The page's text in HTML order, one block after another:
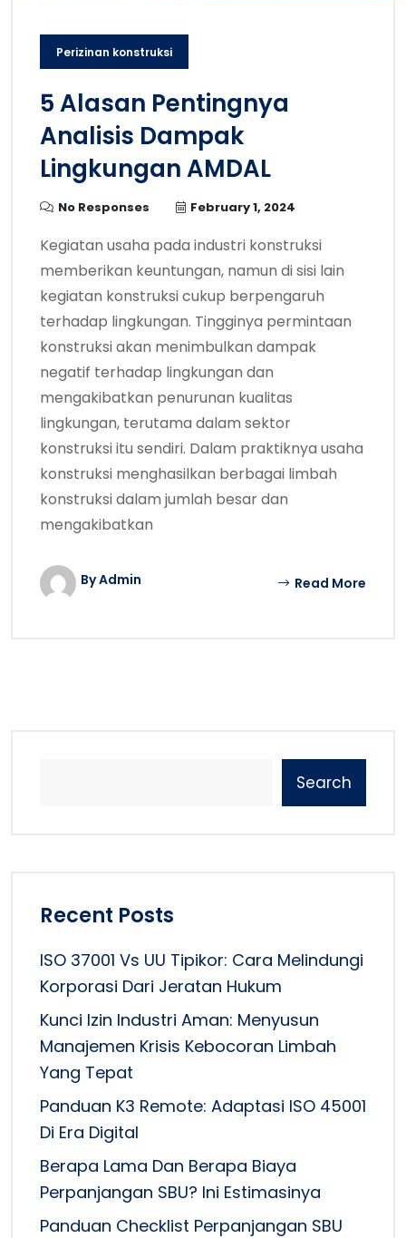
Perizinan konstruksi
5 Alasan Pentingnya
Analisis Dampak
Lingkungan AMDAL
No Responses February 1, 2024
Kegiatan usaha pada industri konstruksi
memberikan keuntungan, namun di sisi lain
kegiatan konstruksi cukup berpengaruh
terhadap lingkungan. Tingginya permintaan
konstruksi akan menimbulkan dampak
negatif terhadap lingkungan dan
mengakibatkan penurunan kualitas
lingkungan, terutama dalam sektor
konstruksi itu sendiri. Dalam praktiknya usaha
konstruksi menghasilkan berbagai limbah
konstruksi dalam jumlah besar dan
mengakibatkan
By Admin Read More
Search
Recent Posts
ISO 37001 Vs UU Tipikor: Cara Melindungi
Korporasi Dari Jeratan Hukum
Kunci Izin Industri Aman: Menyusun
Manajemen Krisis Kebocoran Limbah
Yang Tepat
Panduan K3 Remote: Adaptasi ISO 45001
Di Era Digital
Berapa Lama Dan Berapa Biaya
Perpanjangan SBU? Ini Estimasinya
Panduan Checklist Perpanjangan SBU